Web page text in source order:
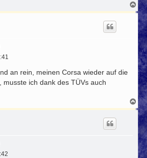
N
a
c
h
o
b
e
n
an rein, meinen Corsa wieder auf die
musste ich dank des TÜVs auch
N
a
c
h
o
b
e
n